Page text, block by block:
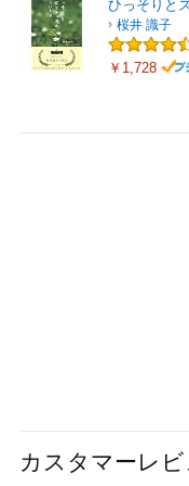
ひっそりと
桜井 識子
￥1,728
カスタマーレビ